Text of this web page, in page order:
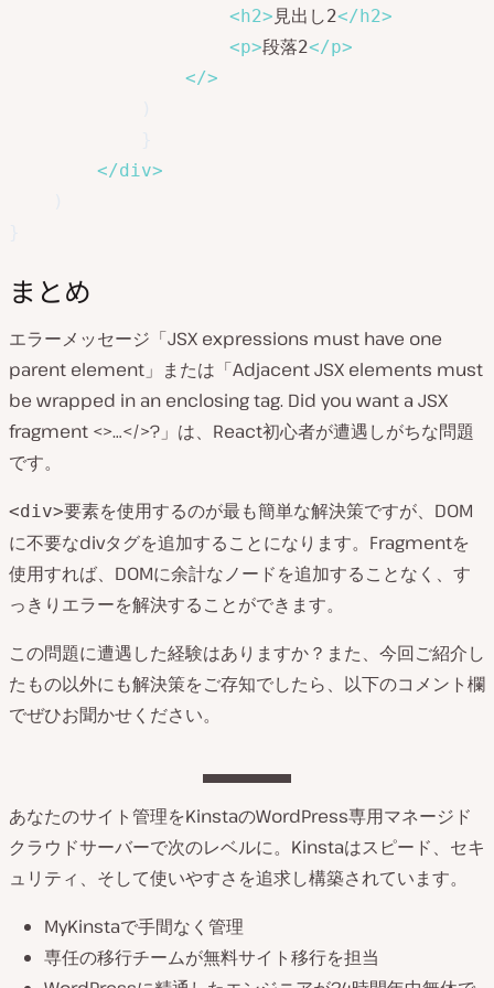
<h2> 見出し2</h2>
<p>段落2</p>
</>
</div>
まとめ
エラーメッセージ「JSX expressions must have one
parent element」または「Adjacent JSX elements must
be wrapped in an enclosing tag. Did you want a JSX
fragment <>…</>?」は、React初心者が遭遇しがちな問題
です。
<div>要素を使用するのが最も簡単な解決策ですが、DOM
に不要なdivタグを追加することになります。Fragmentを
使用すれば、DOMに余計なノードを追加することなく、す
っきりエラーを解決することができます。
この問題に遭遇した経験はありますか？また、今回ご紹介し
たもの以外にも解決策をご存知でしたら、以下のコメント欄
でぜひお聞かせください。
あなたのサイト管理をKinstaのWordPress専用マネージド
クラウドサーバーで次のレベルに。Kinstaはスピード、セキ
ュリティ、そして使いやすさを追求し構築されています。
MyKinstaで手間なく管理
専任の移行チームが無料サイト移行を担当